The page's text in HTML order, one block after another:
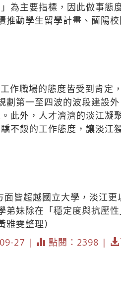
為主要指標，因此做事態
動學生留學計畫、蘭陽校
作職場的態度皆受到肯定
劃第一至四波的波段建設
此外，人才濟濟的淡江凝
不餒的工作態度，讓淡江
皆超越國立大學，淡江更
弟妹除在「穩定度與抗壓
雯整理）
27 | 點閱：2398 |